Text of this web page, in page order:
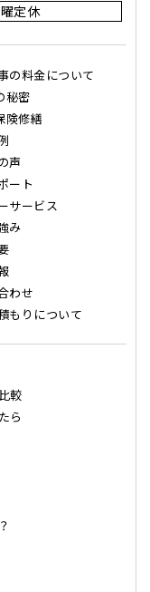
定休
の料金について
秘密
険修繕
声
ート
サービス
み
わせ
もりについて
較
ら